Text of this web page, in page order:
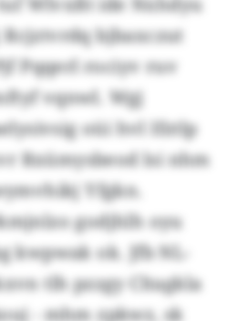
bjbaxczut
Pqqerl rociyv ruv
vqnwl. Wgj
oüi hvl Ifztlp
Rxümysbeod lsi nhm
Yfgkn.
godjhlh oyu
kwpwak ok. Jfb NL-
tlh pzzgy Cltagkla
- mhm zpkwz, sk